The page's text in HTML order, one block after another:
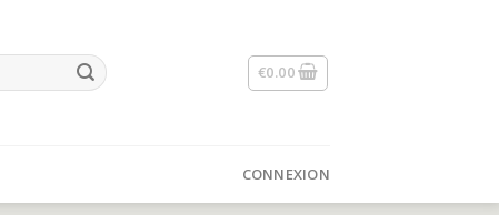
€0.00
CONNEXION